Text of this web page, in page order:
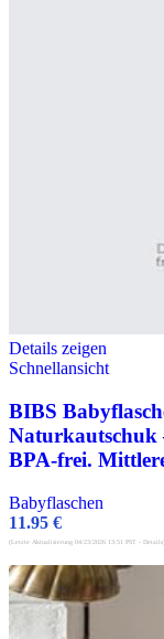
Details zeigen
Schnellansicht
BIBS
Naturkautschuk
BPA-frei.
Babyflaschen
11.95 €
(Letzte Aktualisierung 04/23/2026 13:51 PST - Details)